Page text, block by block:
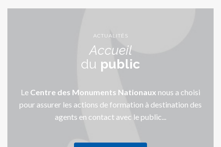
ACTUALITÉS
Accueil
du public
Le Centre des Monuments Nationaux nous a choisi
pour assurer les actions de formation à destination des
agents en contact avec le public...